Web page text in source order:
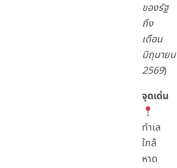
ของรัฐ
ถึง
เดือน
มิถุนายน
2569)
จุดเด่น
ทำเล
ใกล้
หาด